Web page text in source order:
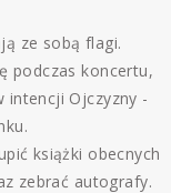
ze sobą flagi.
podczas koncertu,
intencji Ojczyzny -
książki obecnych
zebrać autografy.